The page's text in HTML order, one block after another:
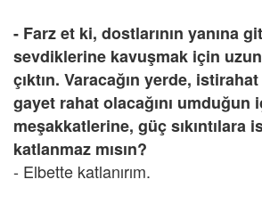
- Farz et ki, dostlarının yanına
sevdiklerine kavuşmak için
çıktın. Varacağın yerde,
gayet rahat olacağını umduğun
meşakkatlerine, güç sıkıntılara
katlanmaz mısın?
- Elbette katlanırım.